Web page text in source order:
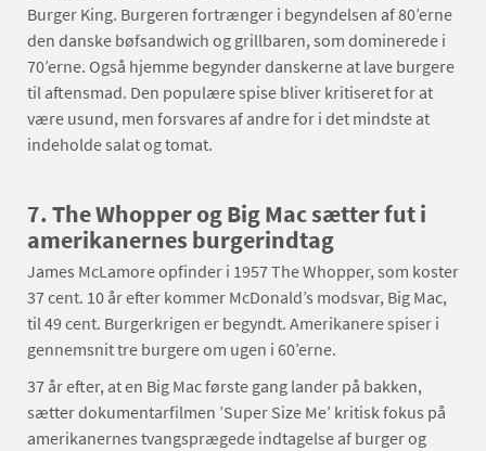
Burger King. Burgeren fortrænger i begyndelsen af 80’erne
den danske bøfsandwich og grillbaren, som dominerede i
70’erne. Også hjemme begynder danskerne at lave burgere
til aftensmad. Den populære spise bliver kritiseret for at
være usund, men forsvares af andre for i det mindste at
indeholde salat og tomat.
7. The Whopper og Big Mac sætter fut i
amerikanernes burgerindtag
James McLamore opfinder i 1957 The Whopper, som koster
37 cent. 10 år efter kommer McDonald’s modsvar, Big Mac,
til 49 cent. Burgerkrigen er begyndt. Amerikanere spiser i
gennemsnit tre burgere om ugen i 60’erne.
37 år efter, at en Big Mac første gang lander på bakken,
sætter dokumentarfilmen ’Super Size Me’ kritisk fokus på
amerikanernes tvangsprægede indtagelse af burger og